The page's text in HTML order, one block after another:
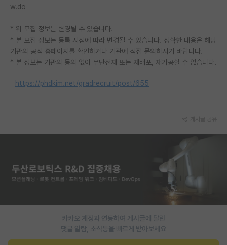
PI 전용 게시판
인문사회 계열 게시판
특수/전문대학원 게시판
반도체/AI 게시판
커리어
반도체 아카데미
w.do
* 위 모집 정보는 변경될 수 있습니다.
* 본 모집 정보는 등록 시점에 따라 변경될 수 있습니다. 정확한 내용은 해당
기관의 공식 홈페이지를 확인하거나 기관에 직접 문의하시기 바랍니다.
* 본 정보는 기관의 동의 없이 무단전재 또는 재배포, 재가공할 수 없습니다.
https://phdkim.net/gradrecruit/post/655
카카오 계정과 연동하여 게시글에 달린
댓글 알람, 소식등을 빠르게 받아보세요